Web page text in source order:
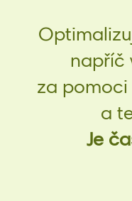
napříč
za pomoci
a
Je